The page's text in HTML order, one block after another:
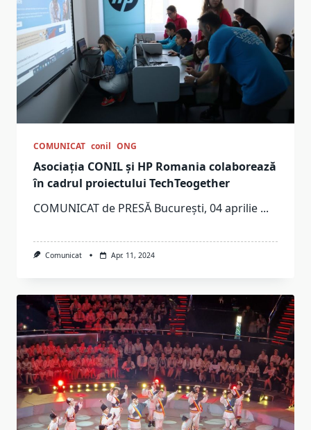
COMUNICAT conil ONG
Asociația CONIL și HP Romania colaborează
în cadrul proiectului TechTeogether
COMUNICAT de PRESĂ București, 04 aprilie ...
Comunicat Apr. 11, 2024